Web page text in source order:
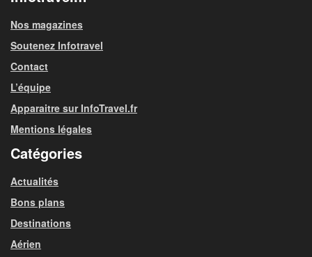
Nos magazines
Soutenez Infotravel
Contact
L’équipe
Apparaitre sur InfoTravel.fr
Mentions légales
Catégories
Actualités
Bons plans
Destinations
Aérien